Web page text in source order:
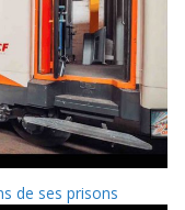
de ses prisons